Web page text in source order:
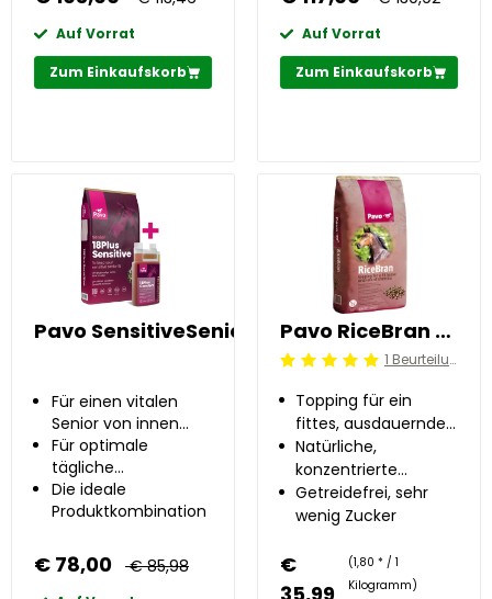
Auf Vorrat
Zum Einkaufskorb
Auf Vorrat
Zum Einkaufskorb
Pavo SensitiveSeniorBundle
Für einen vitalen
Senior von innen
heraus
Für optimale
tägliche
Unterstützung
Die ideale
Produktkombination
€ 78,00 € 85,98
Pavo RiceBran 20 kg
Beoordeling: 5/5 1 Beurteilung
Topping für ein
fittes, ausdauerndes
Pferd
Natürliche,
konzentrierte
Energiequelle
Getreidefrei, sehr
wenig Zucker
€
(1,80 * / 1
Kilogramm)